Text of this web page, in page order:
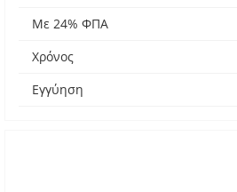
Με 24% ΦΠΑ
Χρόνος
Εγγύηση